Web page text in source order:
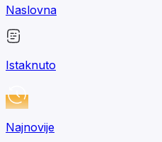
Naslovna
Istaknuto
Najnovije